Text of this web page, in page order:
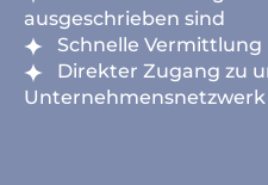
ausgeschrieben sind
Schnelle Vermittlung
Direkter Zugang zu
Unternehmensnetzwerk